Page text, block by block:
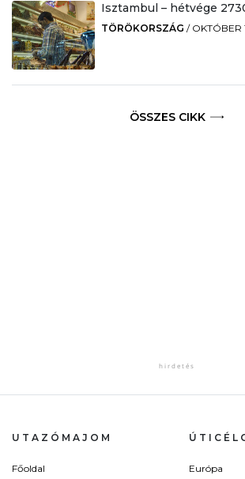
Isztambul – hétvége
TÖRÖKORSZÁG / OKTÓBER
ÖSSZES CIKK
UTAZÓMAJOM
Főoldal
Európa